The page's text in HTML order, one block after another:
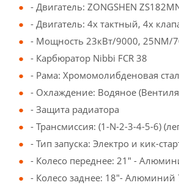
- Двигатель: ZONGSHEN
- Двигатель: 4х тактный, 4х
- Мощность 23кВт/9000, 25NM/
- Карбюратор Nibbi FCR 38
- Рама: Хромомолибденовая
- Охлаждение: Водяное
- Защита радиатора
- Трансмиссия: (1-N-2-3-4-5-6)
- Тип запуска: Электро и кик-
- Колесо переднее: 21" -
- Колесо заднее: 18"- Алюминий